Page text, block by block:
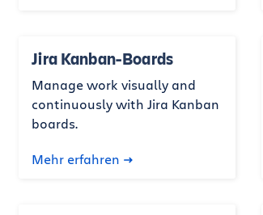
Jira Kanban-Boards
Manage work visually and
continuously with Jira Kanban
boards.
Mehr erfahren